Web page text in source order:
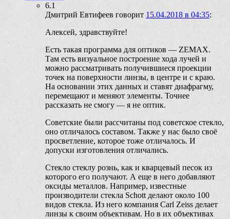
6.1
Дмитрий Евтифеев говорит 15.04.2018 в 04:35:
Алексей, здравствуйте!
Есть такая программа для оптиков — ZEMAX.
Там есть визуальное построение хода лучей и
можно рассматривать получившиеся проекции
точек на поверхности линзы, в центре и с краю.
На основании этих данных и ставят диафрагму,
перемещают и меняют элементы. Точнее
рассказать не смогу — я не оптик.
Советские были рассчитаны под советское стекло,
оно отличалось составом. Также у нас было своё
просветление, которое тоже отличалось. И
допуски изготовления отличались.
Стекло стеклу рознь, как и кварцевый песок из
которого его получают. А еще в него добавляют
оксиды металлов. Например, известные
производители стекла Schott делают около 100
видов стекла. Из него компания Carl Zeiss делает
линзы к своим объективам. Но в их объективах